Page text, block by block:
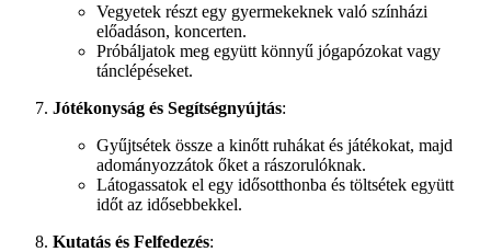
Vegyetek részt egy gyermekeknek való színházi
előadáson, koncerten.
Próbáljatok meg együtt könnyű jógapózokat vagy
tánclépéseket.
Jótékonyság és Segítségnyújtás:
Gyűjtsétek össze a kinőtt ruhákat és játékokat, majd
adományozzátok őket a rászorulóknak.
Látogassatok el egy idősotthonba és töltsétek együtt
időt az idősebbekkel.
Kutatás és Felfedezés: